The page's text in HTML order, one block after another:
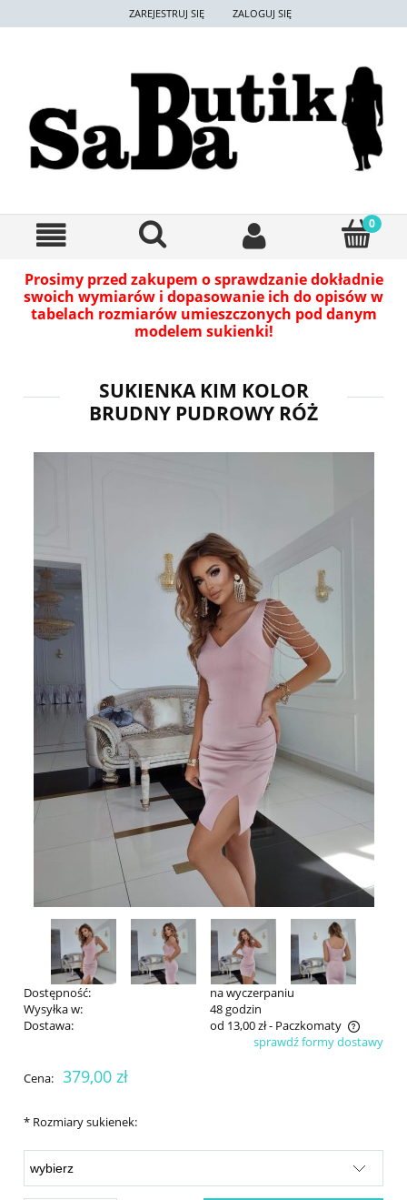
ZAREJESTRUJ SIĘ ZALOGUJ SIĘ
Prosimy przed zakupem o sprawdzanie dokładnie
swoich wymiarów i dopasowanie ich do opisów w
tabelach rozmiarów umieszczonych pod danym
modelem sukienki!
SUKIENKA KIM KOLOR
BRUDNY PUDROWY RÓŻ
Dostępność:
na wyczerpaniu
Wysyłka w:
48 godzin
Dostawa:
od 13,00 zł- Paczkomaty
Cena nie zawiera ewentualnych kosztów płatnościsprawdź formy dostawy
Cena: 379,00 zł
* Rozmiary sukienek: